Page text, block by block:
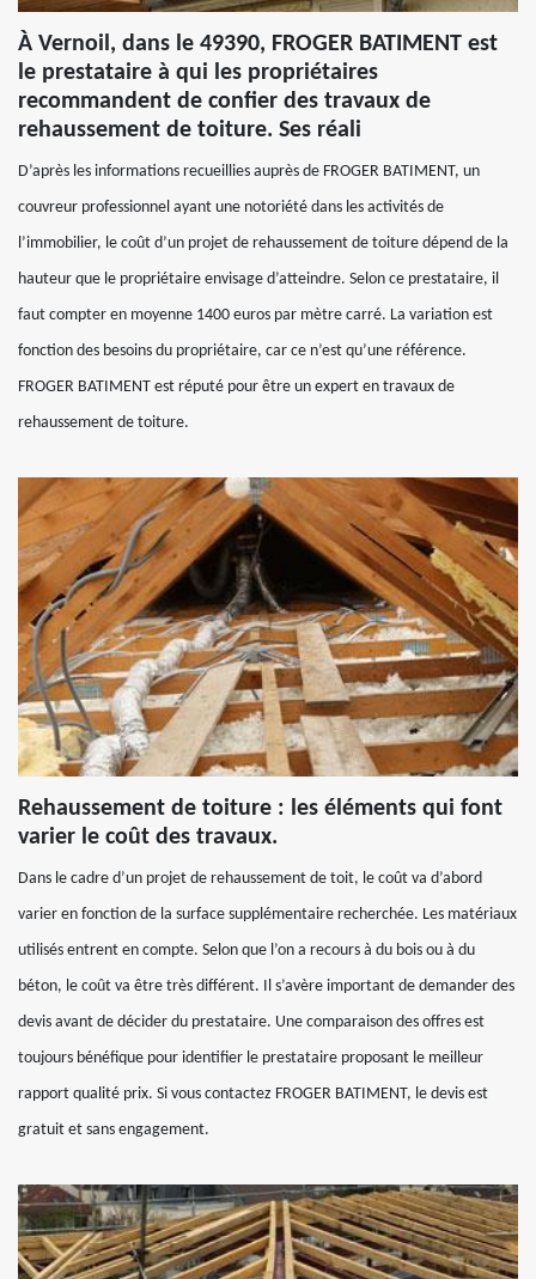
À Vernoil, dans le 49390, FROGER BATIMENT est
le prestataire à qui les propriétaires
recommandent de confier des travaux de
rehaussement de toiture. Ses réali
D’après les informations recueillies auprès de FROGER BATIMENT, un
couvreur professionnel ayant une notoriété dans les activités de
l’immobilier, le coût d’un projet de rehaussement de toiture dépend de la
hauteur que le propriétaire envisage d’atteindre. Selon ce prestataire, il
faut compter en moyenne 1400 euros par mètre carré. La variation est
fonction des besoins du propriétaire, car ce n’est qu’une référence.
FROGER BATIMENT est réputé pour être un expert en travaux de
rehaussement de toiture.
Rehaussement de toiture : les éléments qui font
varier le coût des travaux.
Dans le cadre d’un projet de rehaussement de toit, le coût va d’abord
varier en fonction de la surface supplémentaire recherchée. Les matériaux
utilisés entrent en compte. Selon que l’on a recours à du bois ou à du
béton, le coût va être très différent. Il s’avère important de demander des
devis avant de décider du prestataire. Une comparaison des offres est
toujours bénéfique pour identifier le prestataire proposant le meilleur
rapport qualité prix. Si vous contactez FROGER BATIMENT, le devis est
gratuit et sans engagement.